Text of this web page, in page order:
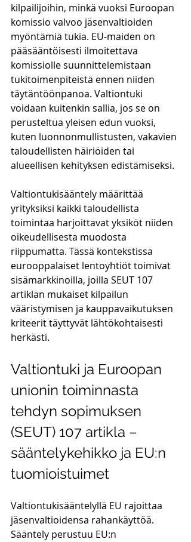
kilpailijoihin, minkä vuoksi Euroopan
komissio valvoo jäsenvaltioiden
myöntämiä tukia. EU-maiden on
pääsääntöisesti ilmoitettava
komissiolle suunnittelemistaan
tukitoimenpiteistä ennen niiden
täytäntöönpanoa. Valtiontuki
voidaan kuitenkin sallia, jos se on
perusteltua yleisen edun vuoksi,
kuten luonnonmullistusten, vakavien
taloudellisten häiriöiden tai
alueellisen kehityksen edistämiseksi.
Valtiontukisääntely määrittää
yrityksiksi kaikki taloudellista
toimintaa harjoittavat yksiköt niiden
oikeudellisesta muodosta
riippumatta. Tässä kontekstissa
eurooppalaiset lentoyhtiöt toimivat
sisämarkkinoilla, joilla SEUT 107
artiklan mukaiset kilpailun
vääristymisen ja kauppavaikutuksen
kriteerit täyttyvät lähtökohtaisesti
herkästi.
Valtiontuki ja Euroopan
unionin toiminnasta
tehdyn sopimuksen
(SEUT) 107 artikla –
sääntelykehikko ja EU:n
tuomioistuimet
Valtiontukisääntelyllä EU rajoittaa
jäsenvaltioidensa rahankäyttöä.
Sääntely perustuu EU:n